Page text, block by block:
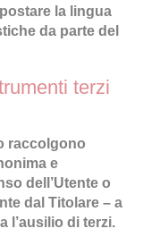
la lingua
da parte del
terzi
raccolgono
e
dell’Utente o
dal Titolare – a
l’ausilio di terzi.